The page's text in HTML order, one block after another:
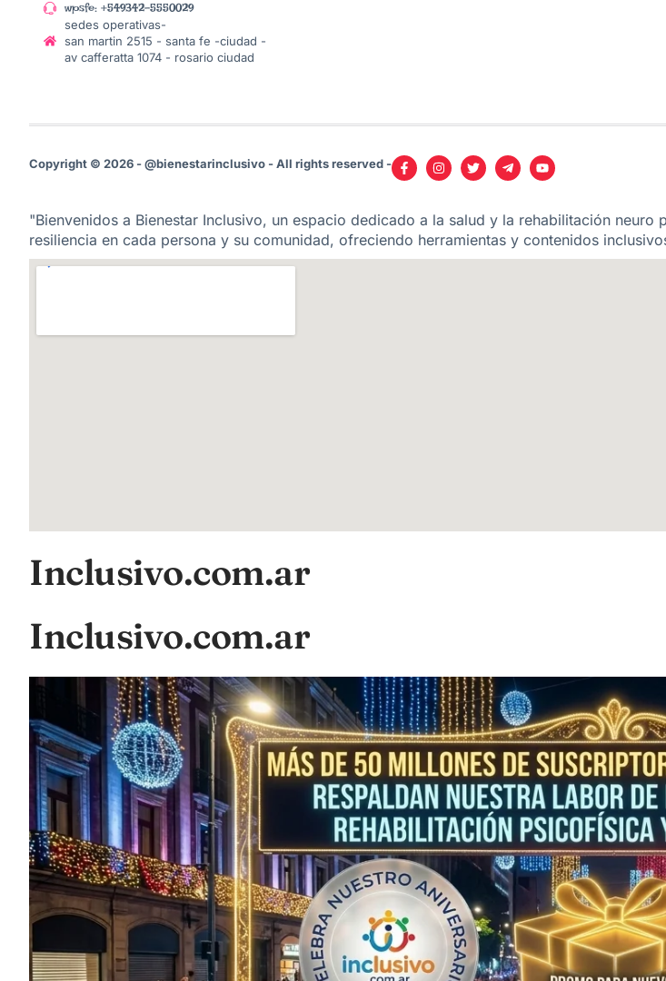
wpsfe: +549342-5550029
sedes operativas-
san martin 2515 - santa fe -ciudad -
av cafferatta 1074 - rosario ciudad
Copyright © 2026 - @bienestarinclusivo - All rights reserved -
"Bienvenidos a Bienestar Inclusivo, un espacio dedicado a la salud y la rehabilitación neuro
resiliencia en cada persona y su comunidad, ofreciendo herramientas y contenidos
Inclusivo.com.ar
Inclusivo.com.ar